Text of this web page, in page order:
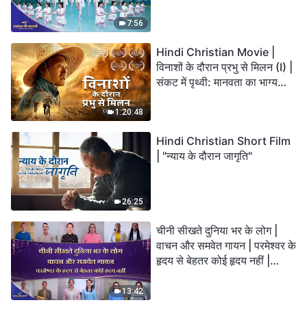
7:56
1:20:48
Hindi Christian Movie |
विनाशों के दौरान प्रभु से मिलन (I) |
संकट में पृथ्वी: मानवता का भाग्य
26:25
Hindi Christian Short Film
| "न्याय के दौरान जागृति"
13:42
चीनी सीखते दुनिया भर के लोग |
वाचन और समवेत गायन | परमेश्वर के
हृदय से बेहतर कोई हृदय नहीं |